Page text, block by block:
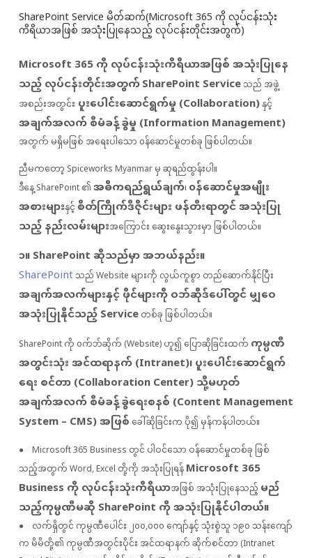
SharePoint Service မိတ်ဆက်(Microsoft 365 ကို လုပ်ငန်းသုံး
ကိရိယာအဖြစ် အသုံးပြုနေသည့် လုပ်ငန်းတိုင်းအတွက်)
Microsoft 365 ကို လုပ်ငန်းသုံးကိရိယာအဖြစ် အသုံးပြုနေ
သည့် လုပ်ငန်းတိုင်းအတွက်SharePoint Serviceသည် အဖွဲ့
အစည်းအတွင်း ပူးပေါင်းဆောင်ရွက်မှု (Collaboration)နှင့်
အချက်အလက် စီမံခန့်ခွဲမှု (Information Management)
အတွက် မရှိမဖြစ် အရေးပါသော ၀န်ဆောင်မှုတစ်ခု ဖြစ်ပါတယ်။
ညီမကတော့ Spiceworks Myanmar မှ ဆုရည်ထွန်းပါ။
ဒီနေ့ SharePoint ၏အဓိကရည်ရွယ်ချက်၊၀န်ဆောင်မှုအမျိုး
အစားများနှင့်စိတ်ကြိုက်ဒီဇိုင်းများ ဖန်တီးရာတွင် အသုံးပြု
သည့် နည်းလမ်းများအကြောင်း ဆွေးနွေးသွားမှာ ဖြစ်ပါတယ်။
၁။ SharePoint ဆိုသည်မှာ အဘယ်နည်း။
SharePointသည် Website များကို လွယ်ကူစွာ တည်ဆောက်နိုင်ပြီး
အချက်အလက်များနှင့် ဖိုင်များကို ဝဘ်ဆိုဒ်ပေါ်တွင် မျှဝေ
အသုံးပြုနိုင်သည့် Serviceတစ်ခု ဖြစ်ပါတယ်။
SharePoint ကို ၀က်ဘ်ဆိုက် (Website) ဟူ၍ ပြောဆိုခြင်းထက်ကုမ္ပဏီ
အတွင်းသုံး အင်ထရာနက် (Intranet)၊ ပူးပေါင်းဆောင်ရွက်
ရေး စင်တာ (Collaboration Center) သို့မဟုတ်
အချက်အလက် စီမံခန့်ခွဲရေးစနစ် (Content Management
System – CMS) အဖြစ်ခေါ်ဆိုခြင်းက ပို၍ မှန်ကန်ပါတယ်။
● Microsoft 365 Business တွင် ပါဝင်သော ဝန်ဆောင်မှုတစ်ခု ဖြစ်
သည့်အတွက် Word, Excel တို့ကို အသုံးပြုရန်Microsoft 365
Business ကို လုပ်ငန်းသုံးကိရိယာအဖြစ် အသုံးပြုနေသည့်မည်
သည့်ကုမ္ပဏီမဆို SharePoint ကို အသုံးပြုနိုင်ပါတယ်။
● လက်ရှိတွင် ကုမ္ပဏီပေါင်း ၂၀၀,၀၀၀ ကျော်နှင့် သုံးစွဲသူ ၁၉၀ သန်းကျော်
က မိမိတို့၏ ကုမ္ပဏီအတွင်းပိုင်း အင်ထရာနက် ဆိုက်စင်တာ (Intranet